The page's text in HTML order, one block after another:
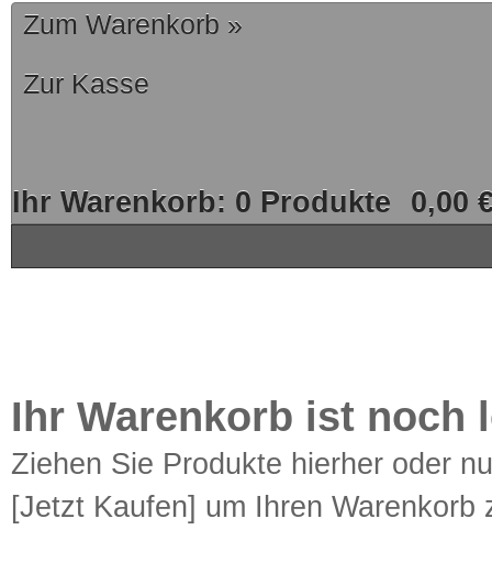
Zum Warenkorb »
Zur Kasse
Ihr Warenkorb: 0 Produkte 0,00
Ihr Warenkorb ist noch
Ziehen Sie Produkte hierher oder
[Jetzt Kaufen] um Ihren Warenkorb